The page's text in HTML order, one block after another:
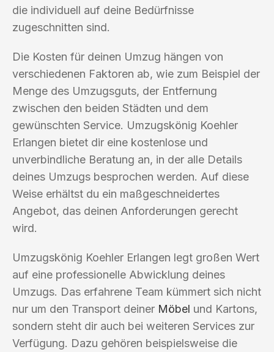
die individuell auf deine Bedürfnisse
zugeschnitten sind.
Die Kosten für deinen Umzug hängen von
verschiedenen Faktoren ab, wie zum Beispiel der
Menge des Umzugsguts, der Entfernung
zwischen den beiden Städten und dem
gewünschten Service. Umzugskönig Koehler
Erlangen bietet dir eine kostenlose und
unverbindliche Beratung an, in der alle Details
deines Umzugs besprochen werden. Auf diese
Weise erhältst du ein maßgeschneidertes
Angebot, das deinen Anforderungen gerecht
wird.
Umzugskönig Koehler Erlangen legt großen Wert
auf eine professionelle Abwicklung deines
Umzugs. Das erfahrene Team kümmert sich nicht
nur um den Transport deiner Möbel und Kartons,
sondern steht dir auch bei weiteren Services zur
Verfügung. Dazu gehören beispielsweise die